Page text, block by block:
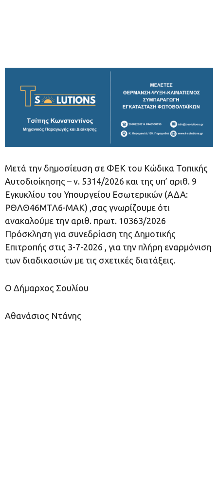
Μετά την δημοσίευση σε ΦΕΚ του Κώδικα Τοπικής
Αυτοδιοίκησης – ν. 5314/2026 και της υπ’ αριθ. 9
Εγκυκλίου του Υπουργείου Εσωτερικών (ΑΔΑ:
ΡΘΛΘ46ΜΤΛ6-ΜΑΚ) ,σας γνωρίζουμε ότι
ανακαλούμε την αριθ. πρωτ. 10363/2026
Πρόσκληση για συνεδρίαση της Δημοτικής
Επιτροπής στις 3-7-2026 , για την πλήρη εναρμόνιση
των διαδικασιών με τις σχετικές διατάξεις.
Ο Δήμαρχος Σουλίου
Αθανάσιος Ντάνης